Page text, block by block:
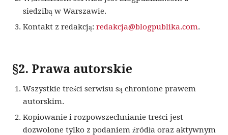
siedzibą w Warszawie.
Kontakt z redakcją: redakcja@blogpublika.com.
§2. Prawa autorskie
Wszystkie treści serwisu są chronione prawem
autorskim.
Kopiowanie i rozpowszechnianie treści jest
dozwolone tylko z podaniem źródła oraz aktywnym